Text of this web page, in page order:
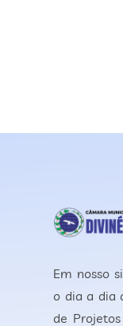
Em nosso
o dia a dia
de